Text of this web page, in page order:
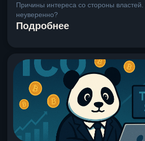
Причины интереса со стороны
неуверенно?
Подробнее